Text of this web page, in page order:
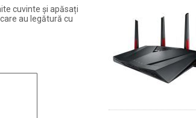
cuvinte și apăsați
au legătură cu